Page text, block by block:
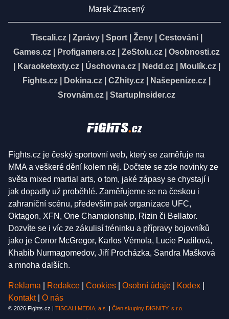
Marek Ztracený
Tiscali.cz Zprávy Sport Ženy Cestování
Games.cz
Profigamers.cz ZeStolu.cz
Osobnosti.cz
Karaoketexty.cz| Úschovna.cz| Nedd.cz| Moulík.cz|
Fights.cz
Dokina.cz CZhity.cz Našepeníze.cz
Srovnám.cz
StartupInsider.cz
Fights.cz je český sportovní web, který se zaměřuje na
MMA a veškeré dění kolem něj. Dočtete se zde novinky ze
světa mixed martial arts, o tom, jaké zápasy se chystají i
jak dopadly už proběhlé. Zaměřujeme se na českou i
zahraniční scénu, především pak organizace UFC,
Oktagon, XFN, One Championship, Rizin či Bellator.
Dozvíte se i víc ze zákulisí tréninku a přípravy bojovníků
jako je Conor McGregor, Karlos Vémola, Lucie Pudilová,
Khabib Nurmagomedov, Jiří Procházka, Sandra Mašková
a mnoha dalších.
Reklama Redakce Cookies Osobní údaje Kodex
Kontakt
O nás
© 2026 Fights.cz | TISCALI MEDIA, a.s. | Člen skupiny DIGNITY, s.r.o.